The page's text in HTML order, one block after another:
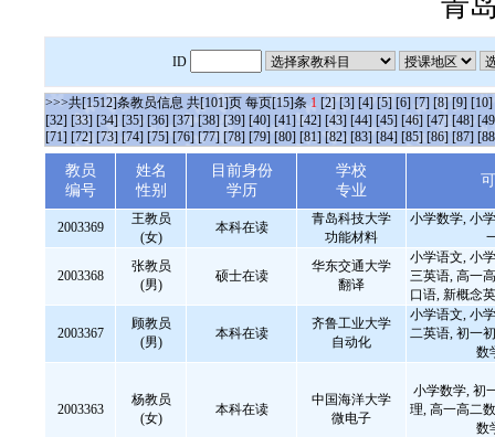
ID
>>>共[1512]条教员信息 共[101]页 每页[15]条 1 [2] [3] [4] [5] [6] [7] [8] [9] [10]
[32] [33] [34] [35] [36] [37] [38] [39] [40] [41] [42] [43] [44] [45] [46] [47] [48]
[71] [72] [73] [74] [75] [76] [77] [78] [79] [80] [81] [82] [83] [84] [85] [86] [87]
教员
编号
姓名
性别
目前身份
学历
学校
专业
2003369
王教员
(女)
本科在读
青岛科技大学
功能材料
小学数学, 小
2003368
张教员
(男)
硕士在读
华东交通大学
翻译
小学语文, 小
三英语, 高一
口语, 新概念
2003367
顾教员
(男)
本科在读
齐鲁工业大学
自动化
小学语文, 小
二英语, 初一
数
2003363
杨教员
(女)
本科在读
中国海洋大学
微电子
小学数学, 初
理, 高一高二
数